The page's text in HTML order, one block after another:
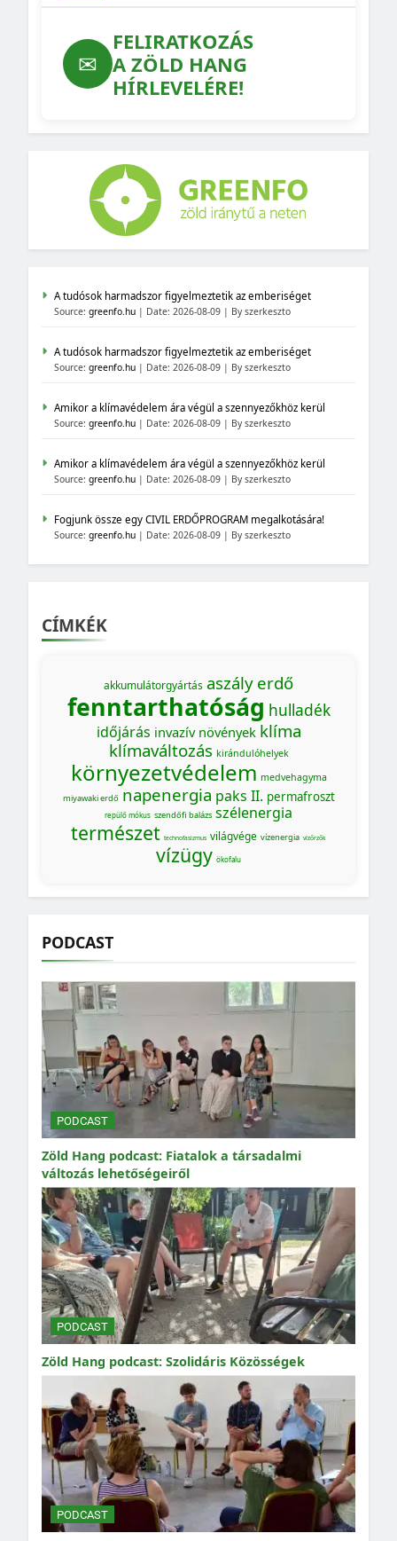
✉
FELIRATKOZÁS
A ZÖLD HANG
HÍRLEVELÉRE!
A tudósok harmadszor figyelmeztetik az emberiséget
Source: greenfo.hu Date: 2026-08-09 By szerkeszto
A tudósok harmadszor figyelmeztetik az emberiséget
Source: greenfo.hu Date: 2026-08-09 By szerkeszto
Amikor a klímavédelem ára végül a szennyezőkhöz kerül
Source: greenfo.hu Date: 2026-08-09 By szerkeszto
Amikor a klímavédelem ára végül a szennyezőkhöz kerül
Source: greenfo.hu Date: 2026-08-09 By szerkeszto
Fogjunk össze egy CIVIL ERDŐPROGRAM megalkotására!
Source: greenfo.hu Date: 2026-08-09 By szerkeszto
CÍMKÉK
akkumulátorgyártás aszály erdő
fenntarthatóság hulladék
időjárás invazív növények klíma
klímaváltozás kirándulóhelyek
környezetvédelem medvehagyma
miyawaki erdő napenergia paks II. permafroszt
repülő mókus szendőfi balázs szélenergia
természet technofasizmus világvége vízenergia vízőrzők
vízügy ökofalu
PODCAST
PODCAST
Zöld Hang podcast: Fiatalok a társadalmi
változás lehetőségeiről
PODCAST
Zöld Hang podcast: Szolidáris Közösségek
PODCAST